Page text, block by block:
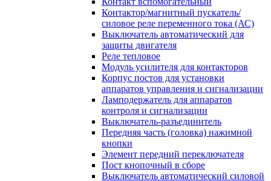
Контактор/магнитный пускатель/
силовое реле переменного тока (АС)
Выключатель автоматический для
защиты двигателя
Реле тепловое
Модуль усилителя для контакторов
Корпус постов для установки
аппаратов управления и сигнализации
Ламподержатель для аппаратов
контроля и сигнализации
Выключатель-разъединитель
Передняя часть (головка) нажимной
кнопки
Элемент передний переключателя
Пост кнопочный в сборе
Выключатель автоматический силовой